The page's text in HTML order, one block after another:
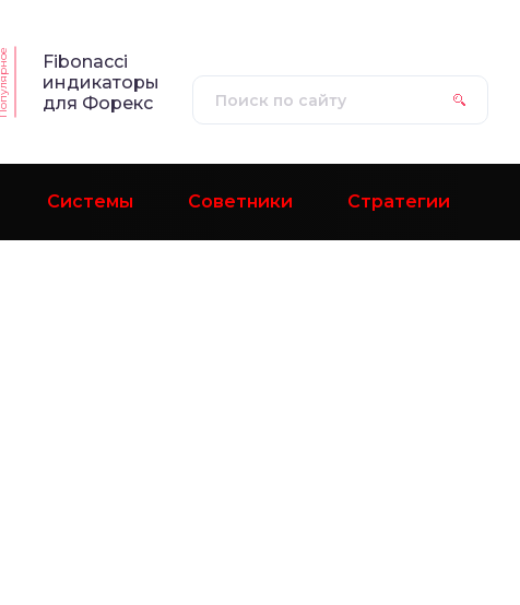
Популярное
Fibonacci
индикаторы
для Форекс
Системы Советники Стратегии